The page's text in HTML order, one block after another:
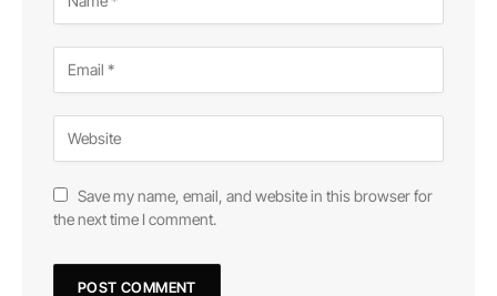
Save my name, email, and website in this browser for
the next time I comment.